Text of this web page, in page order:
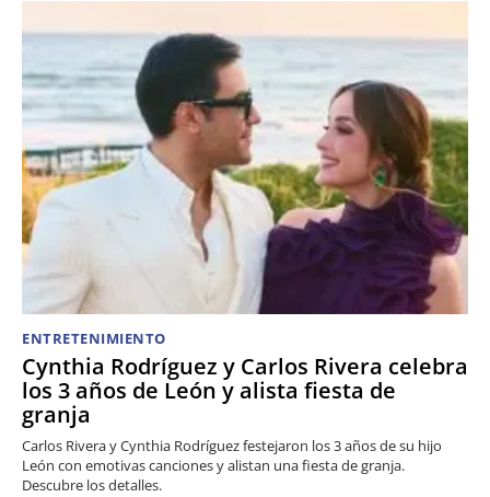
ENTRETENIMIENTO
Cynthia Rodríguez y Carlos Rivera celebra
los 3 años de León y alista fiesta de
granja
Carlos Rivera y Cynthia Rodríguez festejaron los 3 años de su hijo
León con emotivas canciones y alistan una fiesta de granja.
Descubre los detalles.